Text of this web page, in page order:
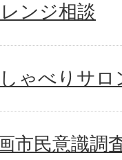
ンジ相談
ゃべりサ
市民意識調